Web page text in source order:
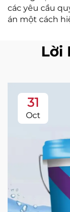
các yêu cầu
án một cách
Lời
31
Oct